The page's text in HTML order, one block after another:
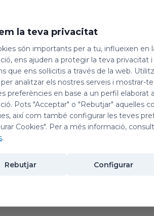
Monestir de Montserrat, Barcelona,
la teva privacitat
són importants per a tu, influeixen en
ens ajuden a protegir la teva privacitat
que ens sol·licitis a través de la web.
analitzar els nostres serveis i mostrar-
preferències en base a un perfil elaborat
Pots "Acceptar" o "Rebutjar" aquelles
així com també configurar les teves
Cookies". Per a més informació,
.
Rebutjar Configurar